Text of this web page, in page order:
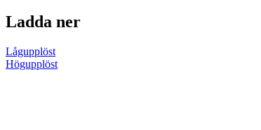
Ladda ner
Lågupplöst
Högupplöst